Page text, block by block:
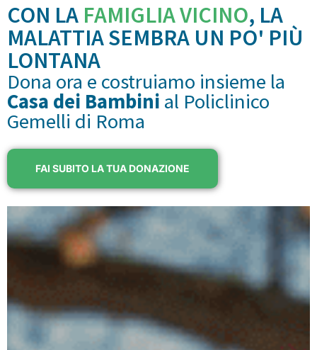
CON LA FAMIGLIA VICINO, LA
MALATTIA SEMBRA UN PO' PIÙ
LONTANA
Dona ora e costruiamo insieme la
Casa dei Bambini al Policlinico
Gemelli di Roma
FAI SUBITO LA TUA DONAZIONE